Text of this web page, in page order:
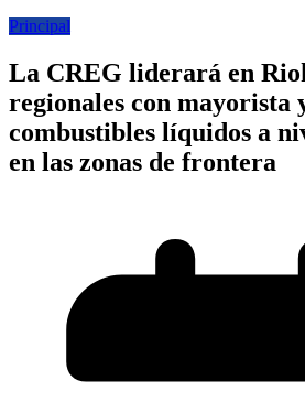
Principal
La CREG liderará en
regionales con mayorista
combustibles líquidos a
en las zonas de frontera